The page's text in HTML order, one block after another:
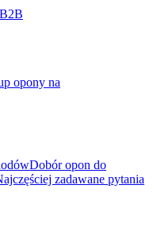
opony na
Dobór opon do
zadawane pytania